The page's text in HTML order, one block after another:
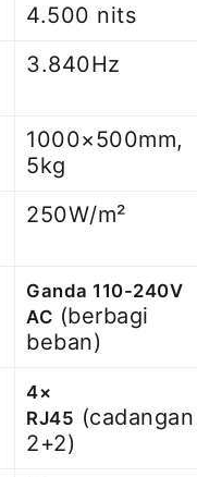
4.500 nits
3.840Hz
1000×500mm,
5kg
250W/m²
Ganda 110-240V
AC (berbagi
beban)
4×
RJ45 (cadangan
2+2)